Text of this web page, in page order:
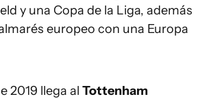
y una Copa de la Liga, además
europeo con una Europa
2019 llega al Tottenham